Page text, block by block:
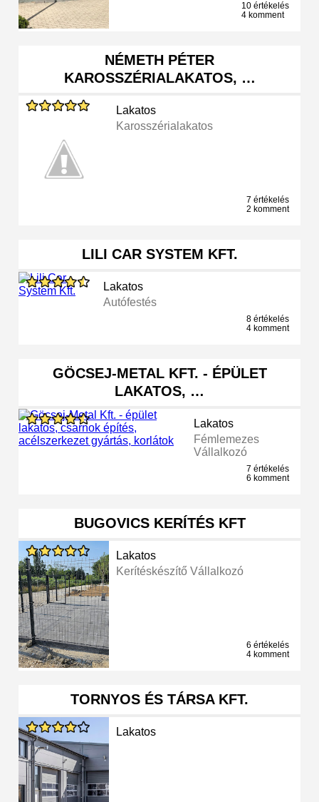
10 értékelés
4 komment
NÉMETH PÉTER
KAROSSZÉRIALAKATOS, …
Lakatos
Karosszérialakatos
7 értékelés
2 komment
LILI CAR SYSTEM KFT.
Lakatos
Autófestés
8 értékelés
4 komment
GÖCSEJ-METAL KFT. - ÉPÜLET
LAKATOS, …
Lakatos
Fémlemezes
Vállalkozó
7 értékelés
6 komment
BUGOVICS KERÍTÉS KFT
Lakatos
Kerítéskészítő Vállalkozó
6 értékelés
4 komment
TORNYOS ÉS TÁRSA KFT.
Lakatos